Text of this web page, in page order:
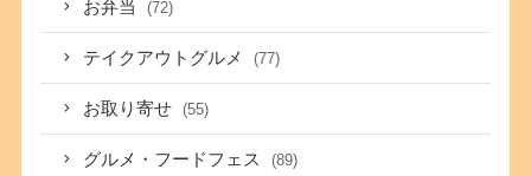
お弁当 (72)
テイクアウトグルメ (77)
お取り寄せ (55)
グルメ・フードフェス (89)